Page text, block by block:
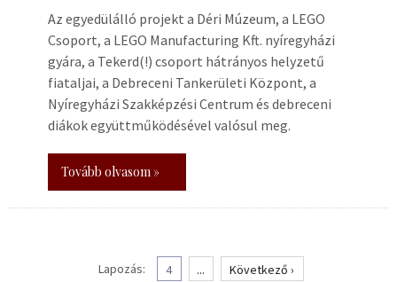
Az egyedülálló projekt a Déri Múzeum, a LEGO
Csoport, a LEGO Manufacturing Kft. nyíregyházi
gyára, a Tekerd(!) csoport hátrányos helyzetű
fiataljai, a Debreceni Tankerületi Központ, a
Nyíregyházi Szakképzési Centrum és debreceni
diákok együttműködésével valósul meg.
Tovább olvasom »
Lapozás: 4 ... Következő ›